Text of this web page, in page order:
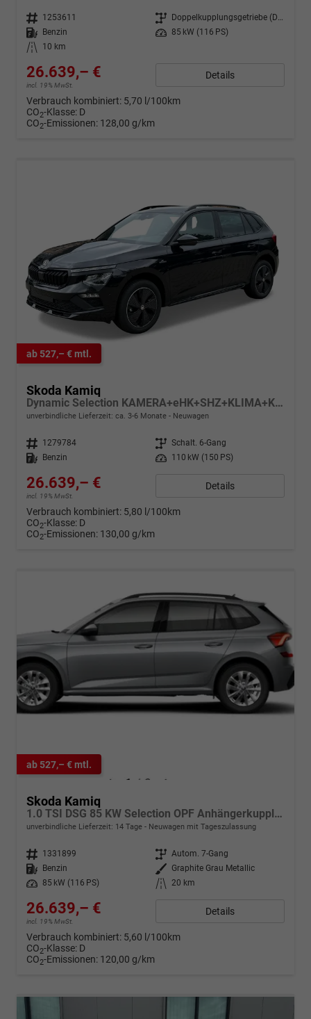
Fahrzeugnr. 1253611 Getriebe
Doppelkupplungsgetriebe (DSG)
Kraftstoff
Benzin Leistung
85 kW (116 PS)
Kilometerstand
10 km
26.639,– €
incl. 19% MwSt.
Details
Verbrauch kombiniert: 5,70 l/100km
CO2-Klasse: D
CO2-Emissionen: 128,00 g/km
ab 527,– € mtl.
Skoda Kamiq
Dynamic Selection KAMERA+eHK+SHZ+KLIMA+KESSY+LED+17" LM
unverbindliche Lieferzeit: ca. 3-6 Monate Neuwagen
Fahrzeugnr. 1279784 Getriebe Schalt. 6-Gang
Kraftstoff
Benzin Leistung 110 kW (150 PS)
26.639,– €
incl. 19% MwSt.
Details
Verbrauch kombiniert: 5,80 l/100km
CO2-Klasse: D
CO2-Emissionen: 130,00 g/km
ab 527,– € mtl.
Skoda Kamiq
1.0 TSI DSG 85 KW Selection OPF Anhängerkupplung + Winter Paket Plus
unverbindliche Lieferzeit: 14 Tage Neuwagen mit Tageszulassung
Fahrzeugnr. 1331899 Getriebe Autom. 7-Gang
Kraftstoff
Benzin Außenfarbe
Graphite Grau Metallic
Leistung
85 kW (116 PS) Kilometerstand 20 km
26.639,– €
incl. 19% MwSt.
Details
Verbrauch kombiniert: 5,60 l/100km
CO2-Klasse: D
CO2-Emissionen: 120,00 g/km